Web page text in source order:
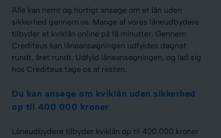
Alle kan nemt og hurtigt ansøge om et lån uden
sikkerhed gennem os. Mange af vores låneudbydere
tilbyder et kviklån online på få minutter. Gennem
Crediteus kan låneansøgningen udfyldes døgnet
rundt, året rundt. Udfyld låneansøgningen, og lad sig
hos Crediteus tage os af resten.
Du kan ansøge om kviklån uden sikkerhed
op til 400 000 kroner
Låneudbydere tilbyder kviklån op til 400 000 kroner